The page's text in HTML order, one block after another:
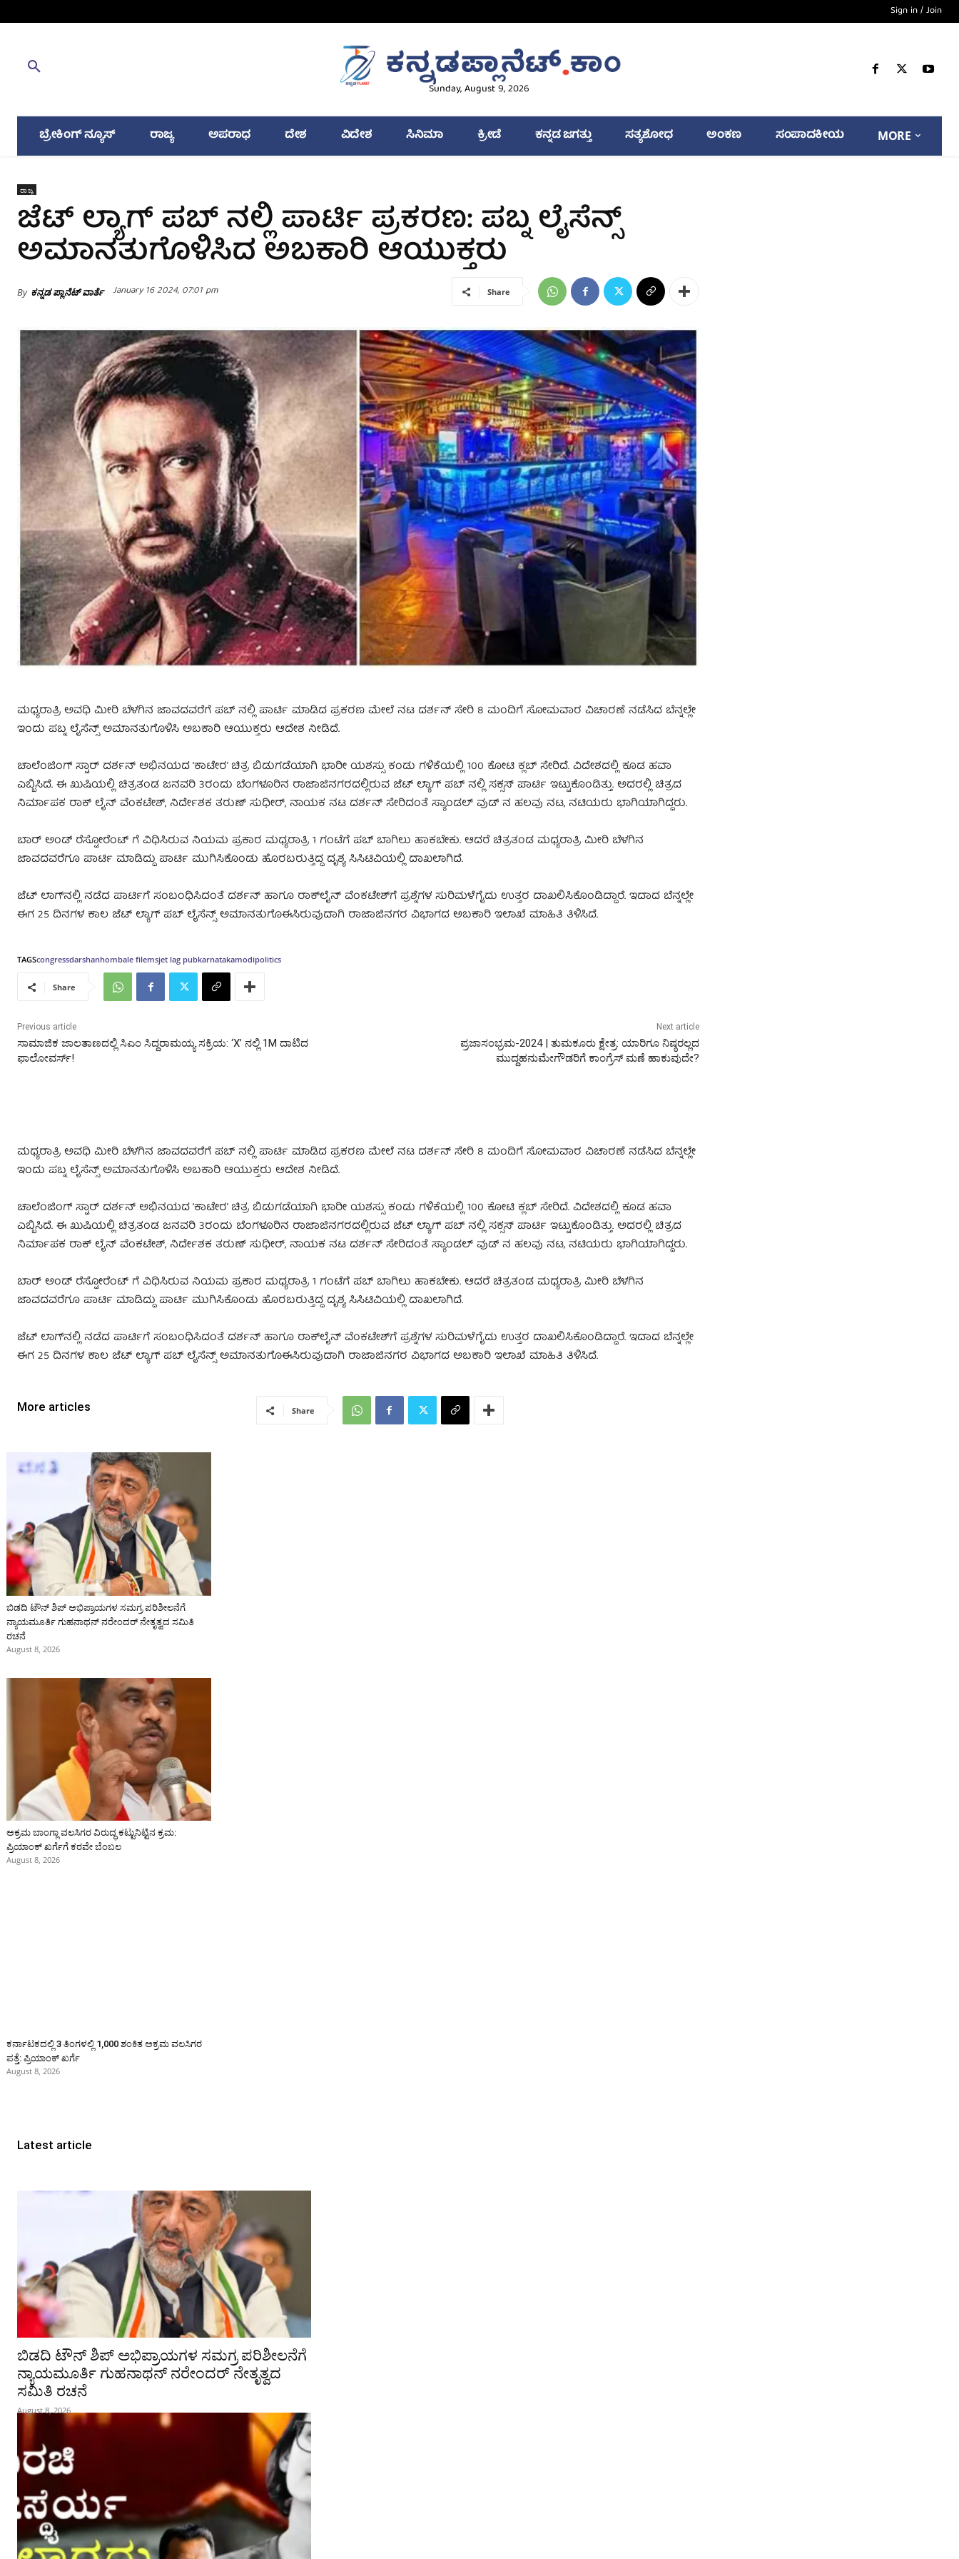
Sign in / Join
Sunday, August 9, 2026
ಬ್ರೇಕಿಂಗ್ ನ್ಯೂಸ್ ರಾಜ್ಯ ಅಪರಾಧ ದೇಶ ವಿದೇಶ ಸಿನಿಮಾ ಕ್ರೀಡೆ ಕನ್ನಡ ಜಗತ್ತು ಸತ್ಯಶೋಧ ಅಂಕಣ ಸಂಪಾದಕೀಯ MORE
ರಾಜ್ಯ
ಜೆಟ್ ಲ್ಯಾಗ್ ಪಬ್ ನಲ್ಲಿ ಪಾರ್ಟಿ ಪ್ರಕರಣ: ಪಬ್ನ ಲೈಸೆನ್ಸ್
ಅಮಾನತುಗೊಳಿಸಿದ ಅಬಕಾರಿ ಆಯುಕ್ತರು
By ಕನ್ನಡ ಪ್ಲಾನೆಟ್ ವಾರ್ತೆ January 16 2024, 07:01 pm Share
ಮಧ್ಯರಾತ್ರಿ ಅವಧಿ ಮೀರಿ ಬೆಳಗಿನ ಜಾವದವರೆಗೆ ಪಬ್ ನಲ್ಲಿ ಪಾರ್ಟಿ ಮಾಡಿದ ಪ್ರಕರಣ ಮೇಲೆ ನಟ ದರ್ಶನ್ ಸೇರಿ 8 ಮಂದಿಗೆ ಸೋಮವಾರ ವಿಚಾರಣೆ ನಡೆಸಿದ ಬೆನ್ನಲ್ಲೇ
ಇಂದು ಪಬ್ನ ಲೈಸೆನ್ಸ್ ಅಮಾನತುಗೊಳಿಸಿ ಅಬಕಾರಿ ಆಯುಕ್ತರು ಆದೇಶ ನೀಡಿದೆ.
ಚಾಲೆಂಜಿಂಗ್ ಸ್ಟಾರ್ ದರ್ಶನ್ ಅಭಿನಯದ ‘ಕಾಟೇರ’ ಚಿತ್ರ ಬಿಡುಗಡೆಯಾಗಿ ಭಾರೀ ಯಶಸ್ಸು ಕಂಡು ಗಳಿಕೆಯಲ್ಲಿ 100 ಕೋಟಿ ಕ್ಲಬ್ ಸೇರಿದೆ. ವಿದೇಶದಲ್ಲಿ ಕೂಡ ಹವಾ
ಎಬ್ಬಿಸಿದೆ. ಈ ಖುಷಿಯಲ್ಲಿ ಚಿತ್ರತಂಡ ಜನವರಿ 3ರಂದು ಬೆಂಗಳೂರಿನ ರಾಜಾಜಿನಗರದಲ್ಲಿರುವ ಜೆಟ್ ಲ್ಯಾಗ್ ಪಬ್ ನಲ್ಲಿ ಸಕ್ಸಸ್ ಪಾರ್ಟಿ ಇಟ್ಟುಕೊಂಡಿತ್ತು. ಅದರಲ್ಲಿ ಚಿತ್ರದ
ನಿರ್ಮಾಪಕ ರಾಕ್ ಲೈನ್ ವೆಂಕಟೇಶ್, ನಿರ್ದೇಶಕ ತರುಣ್ ಸುಧೀರ್, ನಾಯಕ ನಟ ದರ್ಶನ್ ಸೇರಿದಂತೆ ಸ್ಯಾಂಡಲ್ ವುಡ್ ನ ಹಲವು ನಟ, ನಟಿಯರು ಭಾಗಿಯಾಗಿದ್ದರು.
ಬಾರ್ ಅಂಡ್ ರೆಸ್ಟೋರೆಂಟ್ ಗೆ ವಿಧಿಸಿರುವ ನಿಯಮ ಪ್ರಕಾರ ಮಧ್ಯರಾತ್ರಿ 1 ಗಂಟೆಗೆ ಪಬ್ ಬಾಗಿಲು ಹಾಕಬೇಕು. ಆದರೆ ಚಿತ್ರತಂಡ ಮಧ್ಯರಾತ್ರಿ ಮೀರಿ ಬೆಳಗಿನ
ಜಾವದವರೆಗೂ ಪಾರ್ಟಿ ಮಾಡಿದ್ದು ಪಾರ್ಟಿ ಮುಗಿಸಿಕೊಂಡು ಹೊರಬರುತ್ತಿದ್ದ ದೃಶ್ಯ ಸಿಸಿಟಿವಿಯಲ್ಲಿ ದಾಖಲಾಗಿದೆ.
ಜೆಟ್ ಲಾಗ್‌ನಲ್ಲಿ ನಡೆದ ಪಾರ್ಟಿಗೆ ಸಂಬಂಧಿಸಿದಂತೆ ದರ್ಶನ್ ಹಾಗೂ ರಾಕ್​ಲೈನ್​ ವೆಂಕಟೇಶ್​ಗೆ ಪ್ರಶ್ನೆಗಳ ಸುರಿಮಳೆಗೈದು ಉತ್ತರ ದಾಖಲಿಸಿಕೊಂಡಿದ್ದಾರೆ. ಇದಾದ ಬೆನ್ನಲ್ಲೇ
ಈಗ 25 ದಿನಗಳ ಕಾಲ ಜೆಟ್ ಲ್ಯಾಗ್ ಪಬ್ ಲೈಸೆನ್ಸ್ ಅಮಾನತುಗೊಈಸಿರುವುದಾಗಿ ರಾಜಾಜಿನಗರ ವಿಭಾಗದ ಅಬಕಾರಿ ಇಲಾಖೆ ಮಾಹಿತಿ ತಿಳಿಸಿದೆ.
TAGScongressdarshanhombale filemsjet lag pubkarnatakamodipolitics
Share
Previous article
ಸಾಮಾಜಿಕ ಜಾಲತಾಣದಲ್ಲಿ ಸಿಎಂ ಸಿದ್ದರಾಮಯ್ಯ ಸಕ್ರಿಯ: ‘X’ ನಲ್ಲಿ 1M ದಾಟಿದ
ಫಾಲೋವರ್ಸ್!
Next article
ಪ್ರಜಾಸಂಭ್ರಮ-2024 | ತುಮಕೂರು ಕ್ಷೇತ್ರ: ಯಾರಿಗೂ ನಿಷ್ಠರಲ್ಲದ
ಮುದ್ದಹನುಮೇಗೌಡರಿಗೆ ಕಾಂಗ್ರೆಸ್ ಮಣೆ ಹಾಕುವುದೇ?
ಮಧ್ಯರಾತ್ರಿ ಅವಧಿ ಮೀರಿ ಬೆಳಗಿನ ಜಾವದವರೆಗೆ ಪಬ್ ನಲ್ಲಿ ಪಾರ್ಟಿ ಮಾಡಿದ ಪ್ರಕರಣ ಮೇಲೆ ನಟ ದರ್ಶನ್ ಸೇರಿ 8 ಮಂದಿಗೆ ಸೋಮವಾರ ವಿಚಾರಣೆ ನಡೆಸಿದ ಬೆನ್ನಲ್ಲೇ
ಇಂದು ಪಬ್ನ ಲೈಸೆನ್ಸ್ ಅಮಾನತುಗೊಳಿಸಿ ಅಬಕಾರಿ ಆಯುಕ್ತರು ಆದೇಶ ನೀಡಿದೆ.
ಚಾಲೆಂಜಿಂಗ್ ಸ್ಟಾರ್ ದರ್ಶನ್ ಅಭಿನಯದ ‘ಕಾಟೇರ’ ಚಿತ್ರ ಬಿಡುಗಡೆಯಾಗಿ ಭಾರೀ ಯಶಸ್ಸು ಕಂಡು ಗಳಿಕೆಯಲ್ಲಿ 100 ಕೋಟಿ ಕ್ಲಬ್ ಸೇರಿದೆ. ವಿದೇಶದಲ್ಲಿ ಕೂಡ ಹವಾ
ಎಬ್ಬಿಸಿದೆ. ಈ ಖುಷಿಯಲ್ಲಿ ಚಿತ್ರತಂಡ ಜನವರಿ 3ರಂದು ಬೆಂಗಳೂರಿನ ರಾಜಾಜಿನಗರದಲ್ಲಿರುವ ಜೆಟ್ ಲ್ಯಾಗ್ ಪಬ್ ನಲ್ಲಿ ಸಕ್ಸಸ್ ಪಾರ್ಟಿ ಇಟ್ಟುಕೊಂಡಿತ್ತು. ಅದರಲ್ಲಿ ಚಿತ್ರದ
ನಿರ್ಮಾಪಕ ರಾಕ್ ಲೈನ್ ವೆಂಕಟೇಶ್, ನಿರ್ದೇಶಕ ತರುಣ್ ಸುಧೀರ್, ನಾಯಕ ನಟ ದರ್ಶನ್ ಸೇರಿದಂತೆ ಸ್ಯಾಂಡಲ್ ವುಡ್ ನ ಹಲವು ನಟ, ನಟಿಯರು ಭಾಗಿಯಾಗಿದ್ದರು.
ಬಾರ್ ಅಂಡ್ ರೆಸ್ಟೋರೆಂಟ್ ಗೆ ವಿಧಿಸಿರುವ ನಿಯಮ ಪ್ರಕಾರ ಮಧ್ಯರಾತ್ರಿ 1 ಗಂಟೆಗೆ ಪಬ್ ಬಾಗಿಲು ಹಾಕಬೇಕು. ಆದರೆ ಚಿತ್ರತಂಡ ಮಧ್ಯರಾತ್ರಿ ಮೀರಿ ಬೆಳಗಿನ
ಜಾವದವರೆಗೂ ಪಾರ್ಟಿ ಮಾಡಿದ್ದು ಪಾರ್ಟಿ ಮುಗಿಸಿಕೊಂಡು ಹೊರಬರುತ್ತಿದ್ದ ದೃಶ್ಯ ಸಿಸಿಟಿವಿಯಲ್ಲಿ ದಾಖಲಾಗಿದೆ.
ಜೆಟ್ ಲಾಗ್‌ನಲ್ಲಿ ನಡೆದ ಪಾರ್ಟಿಗೆ ಸಂಬಂಧಿಸಿದಂತೆ ದರ್ಶನ್ ಹಾಗೂ ರಾಕ್​ಲೈನ್​ ವೆಂಕಟೇಶ್​ಗೆ ಪ್ರಶ್ನೆಗಳ ಸುರಿಮಳೆಗೈದು ಉತ್ತರ ದಾಖಲಿಸಿಕೊಂಡಿದ್ದಾರೆ. ಇದಾದ ಬೆನ್ನಲ್ಲೇ
ಈಗ 25 ದಿನಗಳ ಕಾಲ ಜೆಟ್ ಲ್ಯಾಗ್ ಪಬ್ ಲೈಸೆನ್ಸ್ ಅಮಾನತುಗೊಈಸಿರುವುದಾಗಿ ರಾಜಾಜಿನಗರ ವಿಭಾಗದ ಅಬಕಾರಿ ಇಲಾಖೆ ಮಾಹಿತಿ ತಿಳಿಸಿದೆ.
More articles
ಬಿಡದಿ ಟೌನ್ ಶಿಪ್ ಅಭಿಪ್ರಾಯಗಳ ಸಮಗ್ರ ಪರಿಶೀಲನೆಗೆ
ನ್ಯಾಯಮೂರ್ತಿ ಗುಹನಾಥನ್ ನರೇಂದರ್ ನೇತೃತ್ವದ ಸಮಿತಿ
ರಚನೆ
August 8, 2026
ಅಕ್ರಮ ಬಾಂಗ್ಲಾ ವಲಸಿಗರ ವಿರುದ್ಧ ಕಟ್ಟುನಿಟ್ಟಿನ ಕ್ರಮ:
ಪ್ರಿಯಾಂಕ್ ಖರ್ಗೆಗೆ ಕರವೇ ಬೆಂಬಲ
August 8, 2026
ಕರ್ನಾಟಕದಲ್ಲಿ 3 ತಿಂಗಳಲ್ಲಿ 1,000 ಶಂಕಿತ ಅಕ್ರಮ ವಲಸಿಗರ
ಪತ್ತೆ: ಪ್ರಿಯಾಂಕ್‌ ಖರ್ಗೆ
August 8, 2026
Share
Latest article
ಬಿಡದಿ ಟೌನ್ ಶಿಪ್ ಅಭಿಪ್ರಾಯಗಳ ಸಮಗ್ರ ಪರಿಶೀಲನೆಗೆ
ನ್ಯಾಯಮೂರ್ತಿ ಗುಹನಾಥನ್ ನರೇಂದರ್ ನೇತೃತ್ವದ
ಸಮಿತಿ ರಚನೆ
August 8, 2026